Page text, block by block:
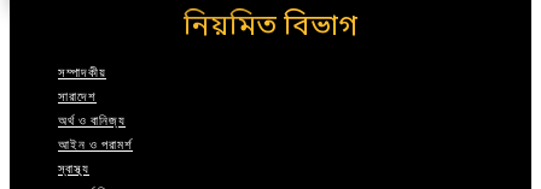
নিয়মিত বিভাগ
সম্পাদকীয়
সারাদেশ
অর্থ ও বানিজ্য
আইন ও পরামর্শ
স্বাস্থ্য